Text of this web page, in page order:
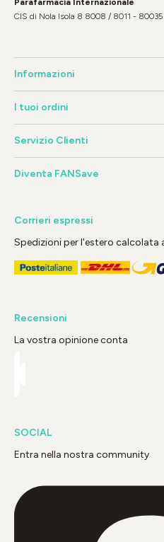
Parafarmacia Internazionale
CIS di Nola Isola 8 8008 / 8011 - 80035
Informazioni
I tuoi ordini
Servizio Clienti
Diventa FANSave
Corrieri espressi
Spedizioni per l'estero calcolata
Recensioni
La vostra opinione conta
SOCIAL
Entra nella nostra community